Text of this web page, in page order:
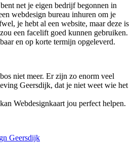
net je eigen bedrijf begonnen in
webdesign bureau inhuren om je
je hebt al een website, maar deze is
een facelift goed kunnen gebruiken.
en op korte termijn opgeleverd.
niet meer. Er zijn zo enorm veel
Geersdijk, dat je niet weet wie het
Webdesignkaart jou perfect helpen.
Geersdijk